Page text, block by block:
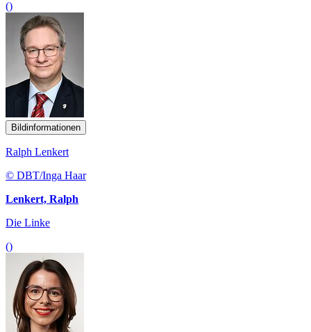
()
Bildinformationen
Ralph Lenkert
© DBT/Inga Haar
Lenkert, Ralph
Die Linke
()